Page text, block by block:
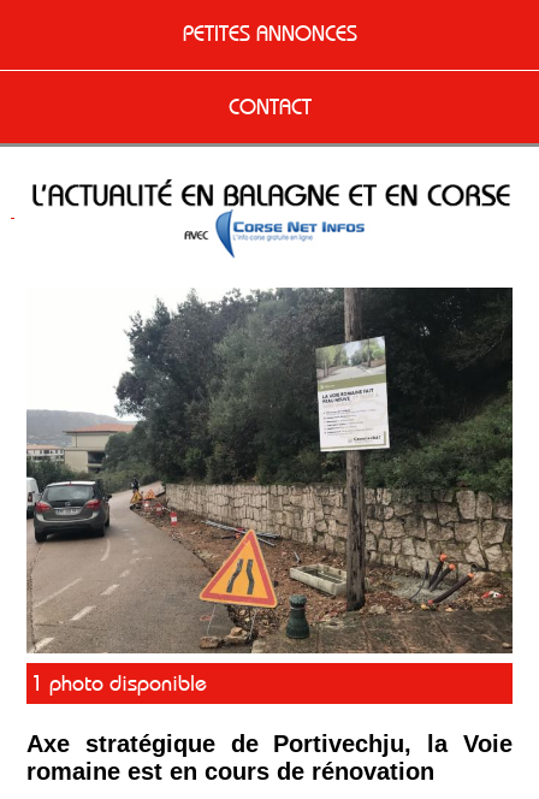
PETITES ANNONCES
CONTACT
1 photo disponible
Axe stratégique de Portivechju, la Voie
romaine est en cours de rénovation